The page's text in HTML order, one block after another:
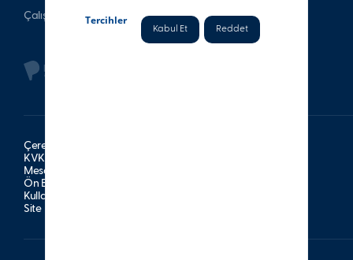
Çalışan
Çerez Politikası
KVKK Aydınlatma Metni
Mesafeli Satış Sözleşmesi
Ön Bilgilendirme Formu
Kullanım Şartları
Site Haritası
Tercihler
Kabul Et Reddet